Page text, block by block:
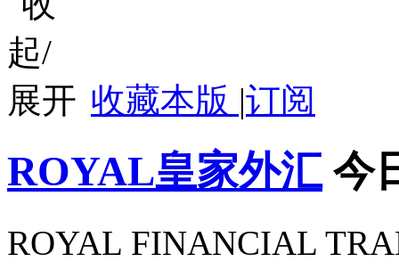
收藏本版 |订阅
ROYAL皇家外汇 今
ROYAL FINANCIAL